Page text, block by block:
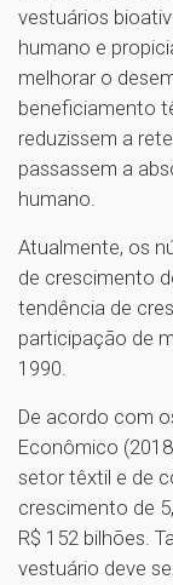
vestuários
humano e
melhorar o
beneficiamento
reduzissem a
passassem a
humano.
Atualmente, os
de crescimento
tendência de
participação de
1990.
De acordo com
Econômico
setor têxtil e de
crescimento de
R$ 152 bilhões.
vestuário deve